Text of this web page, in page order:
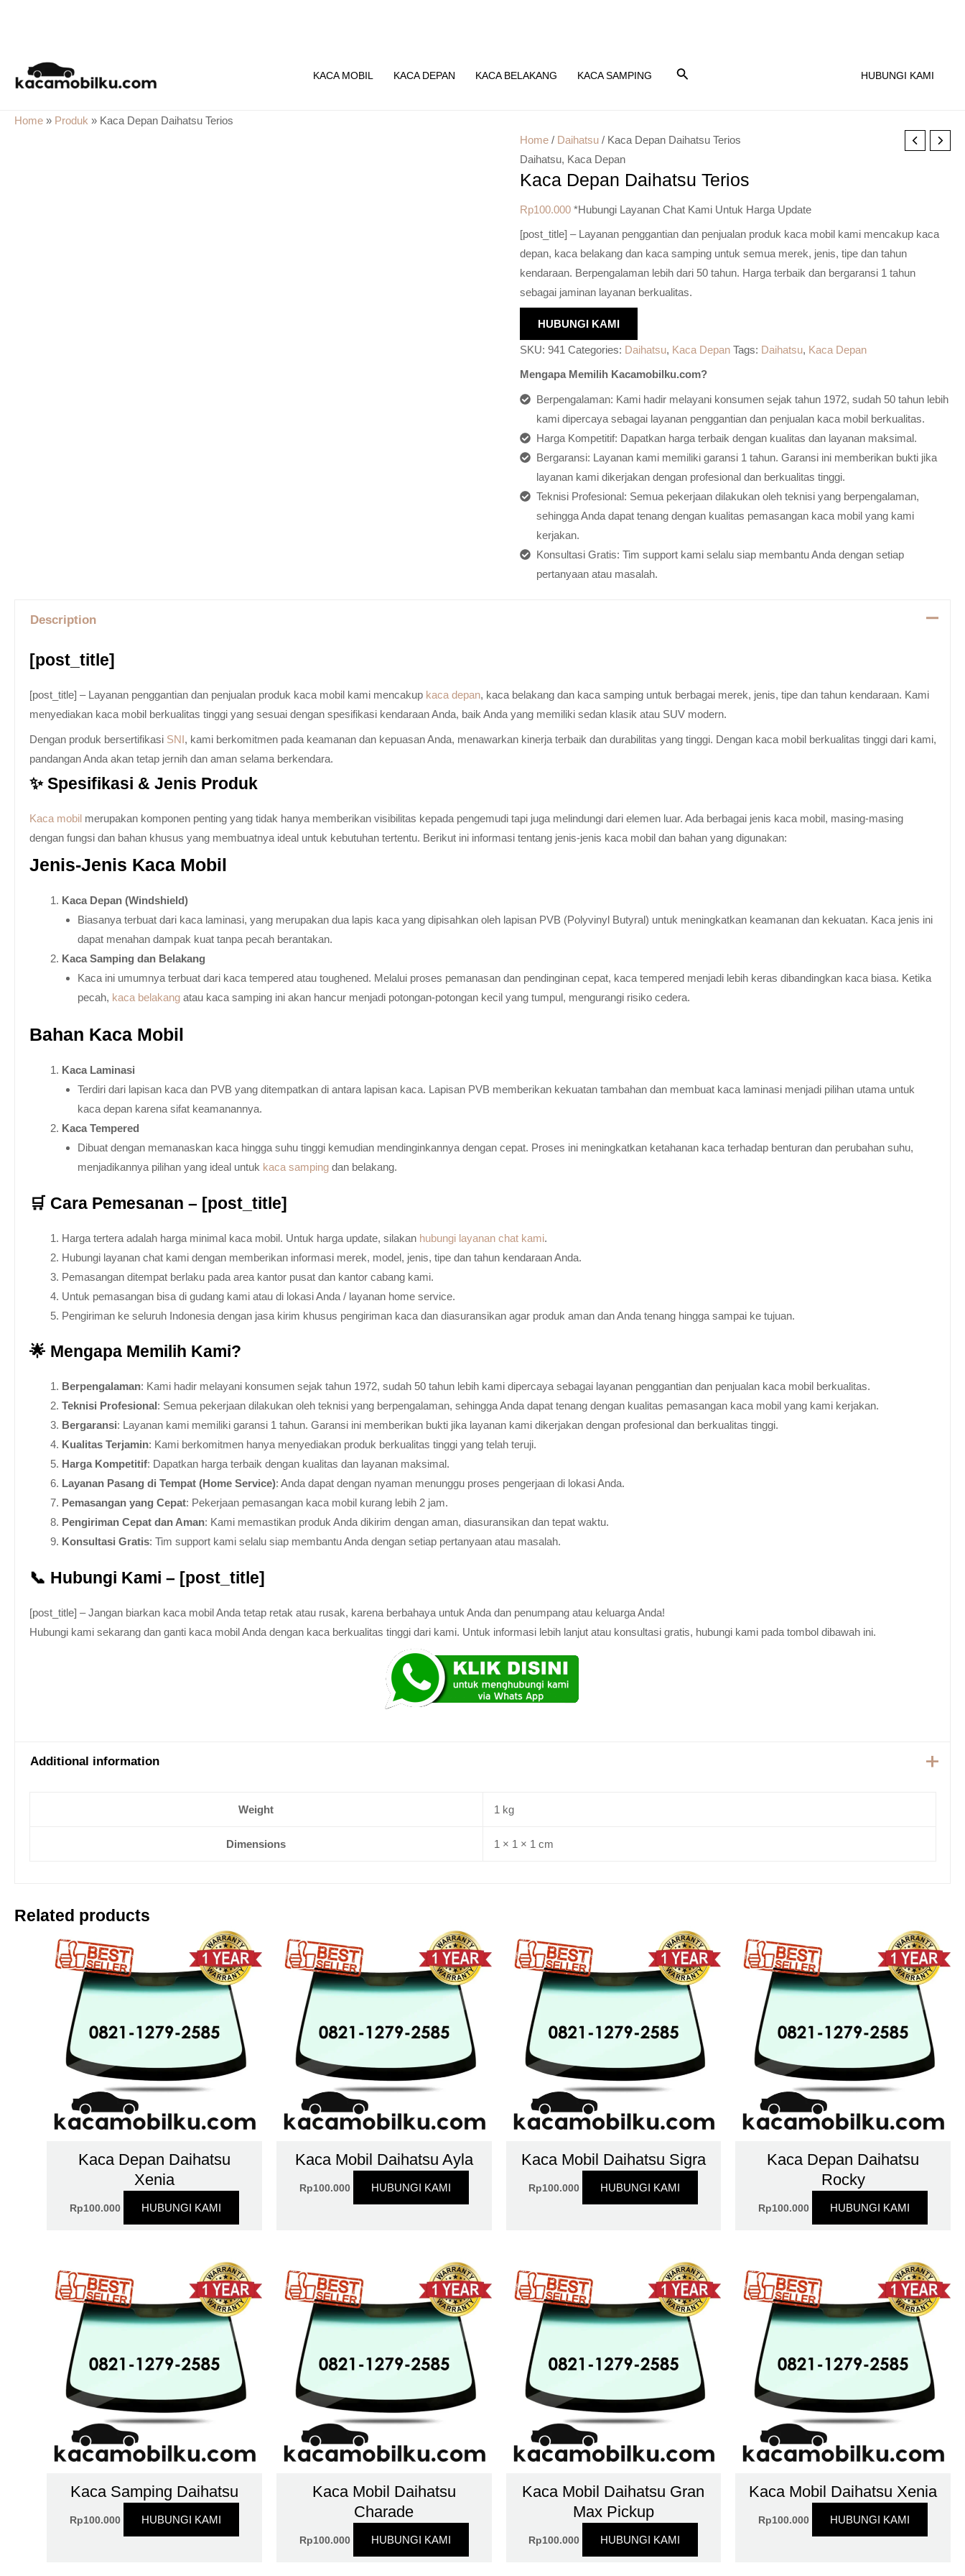
content
KACA MOBIL KACA DEPAN KACA BELAKANG KACA SAMPING HUBUNGI KAMI
Home » Produk » Kaca Depan Daihatsu Terios
Home / Daihatsu / Kaca Depan Daihatsu Terios
Daihatsu, Kaca Depan
Kaca Depan Daihatsu Terios
Rp100.000 *Hubungi Layanan Chat Kami Untuk Harga Update
[post_title] – Layanan penggantian dan penjualan produk kaca mobil kami mencakup kaca
depan, kaca belakang dan kaca samping untuk semua merek, jenis, tipe dan tahun
kendaraan. Berpengalaman lebih dari 50 tahun. Harga terbaik dan bergaransi 1 tahun
sebagai jaminan layanan berkualitas.
HUBUNGI KAMI
SKU:941 Categories: Daihatsu, Kaca Depan Tags: Daihatsu, Kaca Depan
Mengapa Memilih Kacamobilku.com?
Berpengalaman: Kami hadir melayani konsumen sejak tahun 1972, sudah 50 tahun lebih
kami dipercaya sebagai layanan penggantian dan penjualan kaca mobil berkualitas.
Harga Kompetitif: Dapatkan harga terbaik dengan kualitas dan layanan maksimal.
Bergaransi: Layanan kami memiliki garansi 1 tahun. Garansi ini memberikan bukti jika
layanan kami dikerjakan dengan profesional dan berkualitas tinggi.
Teknisi Profesional: Semua pekerjaan dilakukan oleh teknisi yang berpengalaman,
sehingga Anda dapat tenang dengan kualitas pemasangan kaca mobil yang kami
kerjakan.
Konsultasi Gratis: Tim support kami selalu siap membantu Anda dengan setiap
pertanyaan atau masalah.
Description
[post_title]
[post_title] – Layanan penggantian dan penjualan produk kaca mobil kami mencakup kaca depan, kaca belakang dan kaca samping untuk berbagai merek, jenis, tipe dan tahun kendaraan. Kami
menyediakan kaca mobil berkualitas tinggi yang sesuai dengan spesifikasi kendaraan Anda, baik Anda yang memiliki sedan klasik atau SUV modern.
Dengan produk bersertifikasi SNI, kami berkomitmen pada keamanan dan kepuasan Anda, menawarkan kinerja terbaik dan durabilitas yang tinggi. Dengan kaca mobil berkualitas tinggi dari kami,
pandangan Anda akan tetap jernih dan aman selama berkendara.
✨ Spesifikasi & Jenis Produk
Kaca mobilmerupakan komponen penting yang tidak hanya memberikan visibilitas kepada pengemudi tapi juga melindungi dari elemen luar. Ada berbagai jenis kaca mobil, masing-masing
dengan fungsi dan bahan khusus yang membuatnya ideal untuk kebutuhan tertentu. Berikut ini informasi tentang jenis-jenis kaca mobil dan bahan yang digunakan:
Jenis-Jenis Kaca Mobil
Kaca Depan (Windshield)
Biasanya terbuat dari kaca laminasi, yang merupakan dua lapis kaca yang dipisahkan oleh lapisan PVB (Polyvinyl Butyral) untuk meningkatkan keamanan dan kekuatan. Kaca jenis ini
dapat menahan dampak kuat tanpa pecah berantakan.
Kaca Samping dan Belakang
Kaca ini umumnya terbuat dari kaca tempered atau toughened. Melalui proses pemanasan dan pendinginan cepat, kaca tempered menjadi lebih keras dibandingkan kaca biasa. Ketika
pecah, kaca belakang atau kaca samping ini akan hancur menjadi potongan-potongan kecil yang tumpul, mengurangi risiko cedera.
Bahan Kaca Mobil
Kaca Laminasi
Terdiri dari lapisan kaca dan PVB yang ditempatkan di antara lapisan kaca. Lapisan PVB memberikan kekuatan tambahan dan membuat kaca laminasi menjadi pilihan utama untuk
kaca depan karena sifat keamanannya.
Kaca Tempered
Dibuat dengan memanaskan kaca hingga suhu tinggi kemudian mendinginkannya dengan cepat. Proses ini meningkatkan ketahanan kaca terhadap benturan dan perubahan suhu,
menjadikannya pilihan yang ideal untuk kaca samping dan belakang.
🛒 Cara Pemesanan – [post_title]
Harga tertera adalah harga minimal kaca mobil. Untuk harga update, silakan hubungi layanan chat kami.
Hubungi layanan chat kami dengan memberikan informasi merek, model, jenis, tipe dan tahun kendaraan Anda.
Pemasangan ditempat berlaku pada area kantor pusat dan kantor cabang kami.
Untuk pemasangan bisa di gudang kami atau di lokasi Anda / layanan home service.
Pengiriman ke seluruh Indonesia dengan jasa kirim khusus pengiriman kaca dan diasuransikan agar produk aman dan Anda tenang hingga sampai ke tujuan.
🌟 Mengapa Memilih Kami?
Berpengalaman: Kami hadir melayani konsumen sejak tahun 1972, sudah 50 tahun lebih kami dipercaya sebagai layanan penggantian dan penjualan kaca mobil berkualitas.
Teknisi Profesional: Semua pekerjaan dilakukan oleh teknisi yang berpengalaman, sehingga Anda dapat tenang dengan kualitas pemasangan kaca mobil yang kami kerjakan.
Bergaransi: Layanan kami memiliki garansi 1 tahun. Garansi ini memberikan bukti jika layanan kami dikerjakan dengan profesional dan berkualitas tinggi.
Kualitas Terjamin: Kami berkomitmen hanya menyediakan produk berkualitas tinggi yang telah teruji.
Harga Kompetitif: Dapatkan harga terbaik dengan kualitas dan layanan maksimal.
Layanan Pasang di Tempat (Home Service): Anda dapat dengan nyaman menunggu proses pengerjaan di lokasi Anda.
Pemasangan yang Cepat: Pekerjaan pemasangan kaca mobil kurang lebih 2 jam.
Pengiriman Cepat dan Aman: Kami memastikan produk Anda dikirim dengan aman, diasuransikan dan tepat waktu.
Konsultasi Gratis: Tim support kami selalu siap membantu Anda dengan setiap pertanyaan atau masalah.
📞 Hubungi Kami – [post_title]
[post_title] – Jangan biarkan kaca mobil Anda tetap retak atau rusak, karena berbahaya untuk Anda dan penumpang atau keluarga Anda!
Hubungi kami sekarang dan ganti kaca mobil Anda dengan kaca berkualitas tinggi dari kami. Untuk informasi lebih lanjut atau konsultasi gratis, hubungi kami pada tombol dibawah ini.
Additional information
Weight 1 kg
Dimensions 1 × 1 × 1 cm
Related products
Kaca Depan Daihatsu
Xenia
Rp100.000 HUBUNGI KAMI
Kaca Mobil Daihatsu Ayla
Rp100.000 HUBUNGI KAMI
Kaca Mobil Daihatsu Sigra
Rp100.000 HUBUNGI KAMI
Kaca Depan Daihatsu
Rocky
Rp100.000 HUBUNGI KAMI
Kaca Samping Daihatsu
Rp100.000 HUBUNGI KAMI
Kaca Mobil Daihatsu
Charade
Rp100.000 HUBUNGI KAMI
Kaca Mobil Daihatsu Gran
Max Pickup
Rp100.000 HUBUNGI KAMI
Kaca Mobil Daihatsu Xenia
Rp100.000 HUBUNGI KAMI